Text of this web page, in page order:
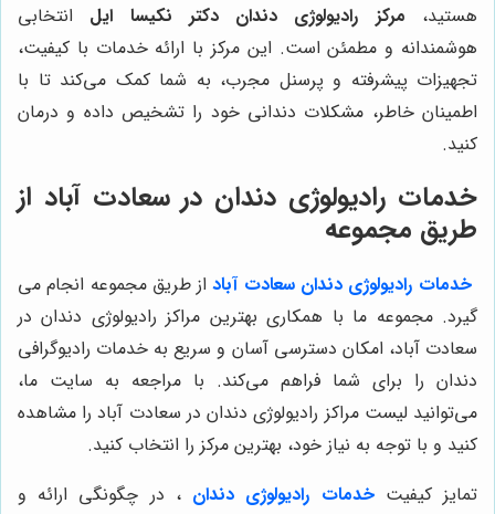
هستید، مرکز رادیولوژی دندان دکتر نکیسا ایل انتخابی
هوشمندانه و مطمئن است. این مرکز با ارائه خدمات با کیفیت،
تجهیزات پیشرفته و پرسنل مجرب، به شما کمک می‌کند تا با
اطمینان خاطر، مشکلات دندانی خود را تشخیص داده و درمان
کنید.
خدمات رادیولوژی دندان در سعادت آباد از
طریق مجموعه
خدمات رادیولوژی دندان سعادت آباداز طریق مجموعه انجام می
گیرد. مجموعه ما با همکاری بهترین مراکز رادیولوژی دندان در
سعادت آباد، امکان دسترسی آسان و سریع به خدمات رادیوگرافی
دندان را برای شما فراهم می‌کند. با مراجعه به سایت ما،
می‌توانید لیست مراکز رادیولوژی دندان در سعادت آباد را مشاهده
کنید و با توجه به نیاز خود، بهترین مرکز را انتخاب کنید.
تمایز کیفیت خدمات رادیولوژی دندان ، در چگونگی ارائه و